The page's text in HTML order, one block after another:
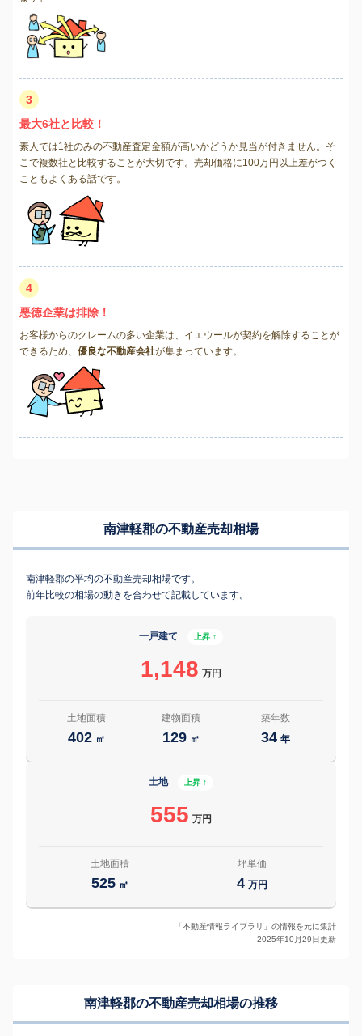
3
最大6社と比較！
素人では1社のみの不動産査定金額が高いかどうか見当が付きません。そ
こで複数社と比較することが大切です。売却価格に100万円以上差がつく
こともよくある話です。
4
悪徳企業は排除！
お客様からのクレームの多い企業は、イエウールが契約を解除することが
できるため、 優良な不動産会社が集まっています。
南津軽郡の不動産売却相場
南津軽郡の平均の不動産売却相場です。
前年比較の相場の動きを合わせて記載しています。
一戸建て 上昇 ↑
1,148 万円
土地面積
402 ㎡
建物面積
129 ㎡
築年数
34 年
土地 上昇 ↑
555 万円
土地面積
525 ㎡
坪単価
4 万円
「不動産情報ライブラリ」の情報を元に集計
2025年10月29日更新
南津軽郡の不動産売却相場の推移